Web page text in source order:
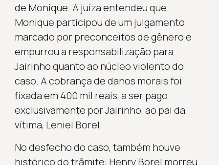
de Monique. A juíza entendeu que
Monique participou de um julgamento
marcado por preconceitos de gênero e
empurrou a responsabilização para
Jairinho quanto ao núcleo violento do
caso. A cobrança de danos morais foi
fixada em 400 mil reais, a ser pago
exclusivamente por Jairinho, ao pai da
vítima, Leniel Borel.
No desfecho do caso, também houve
histórico do trâmite: Henry Borel morreu